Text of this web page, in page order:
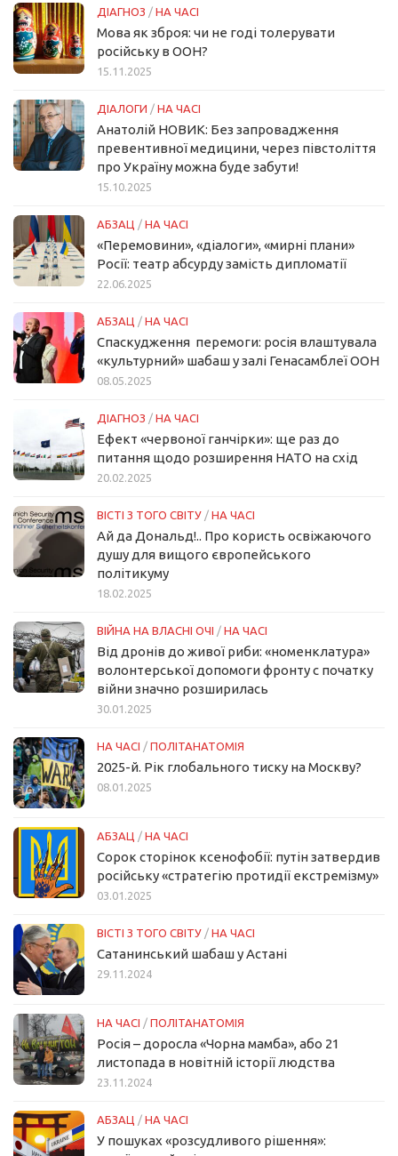
ДІАГНОЗ / НА ЧАСІ
Мова як зброя: чи не годі толерувати
російську в ООН?
15.11.2025
ДІАЛОГИ / НА ЧАСІ
Анатолій НОВИК: Без запровадження
превентивної медицини, через півстоліття
про Україну можна буде забути!
15.10.2025
АБЗАЦ / НА ЧАСІ
«Перемовини», «діалоги», «мирні плани»
Росії: театр абсурду замість дипломатії
22.06.2025
АБЗАЦ / НА ЧАСІ
Спаскудження перемоги: росія влаштувала
«культурний» шабаш у залі Генасамблеї ООН
08.05.2025
ДІАГНОЗ / НА ЧАСІ
Ефект «червоної ганчірки»: ще раз до
питання щодо розширення НАТО на схід
20.02.2025
ВІСТІ З ТОГО СВІТУ / НА ЧАСІ
Ай да Дональд!.. Про користь освіжаючого
душу для вищого європейського
політикуму
18.02.2025
ВІЙНА НА ВЛАСНІ ОЧІ / НА ЧАСІ
Від дронів до живої риби: «номенклатура»
волонтерської допомоги фронту с початку
війни значно розширилась
30.01.2025
НА ЧАСІ / ПОЛІТАНАТОМІЯ
2025-й. Рік глобального тиску на Москву?
08.01.2025
АБЗАЦ / НА ЧАСІ
Сорок сторінок ксенофобії: путін затвердив
російську «стратегію протидії екстремізму»
03.01.2025
ВІСТІ З ТОГО СВІТУ / НА ЧАСІ
Сатанинський шабаш у Астані
29.11.2024
НА ЧАСІ / ПОЛІТАНАТОМІЯ
Росія – доросла «Чорна мамба», або 21
листопада в новітній історії людства
23.11.2024
АБЗАЦ / НА ЧАСІ
У пошуках «розсудливого рішення»: